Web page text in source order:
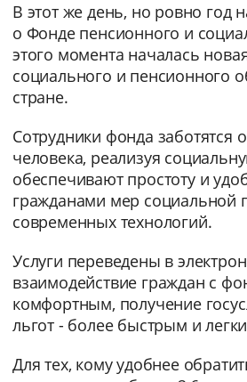
Монохромный
Синий
Включены
Звуковой
Воспроизвести
Вернуть
В этот же день, но ровно год
о Фонде пенсионного и
этого момента началась
социального и пенсионного
стране.
Сотрудники фонда заботятся
человека, реализуя
обеспечивают простоту и
гражданами мер социальной
современных технологий.
Услуги переведены в
взаимодействие граждан с
комфортным, получение
льгот - более быстрым и
Для тех, кому удобнее